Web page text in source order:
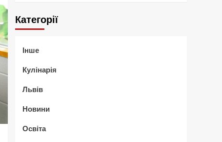
Категорії
Інше
Кулінарія
Львів
Новини
Освіта